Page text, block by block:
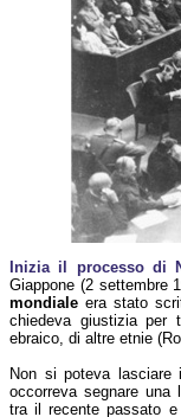
Inizia il processo di
Giappone (2 settembre
mondiale era stato
chiedeva giustizia per
ebraico, di altre etnie
Non si poteva
occorreva segnare una
tra il recente passato